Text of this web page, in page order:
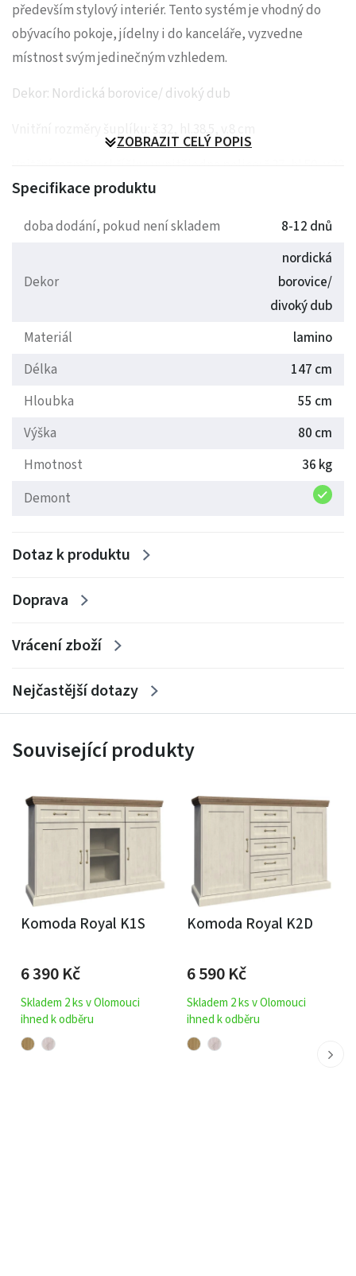
především stylový interiér. Tento systém je vhodný do
obývacího pokoje, jídelny i do kanceláře, vyzvedne
místnost svým jedinečným vzhledem.
Dekor: Nordická borovice/ divoký dub
Vnitřní rozměry šuplíku: š.32, hl.38.5, v.8 cm
cm
ZOBRAZIT CELÝ POPIS
Specifikace produktu
doba dodání, pokud není skladem 8-12 dnů
Dekor
nordická
borovice/
divoký dub
Materiál
lamino
Délka
147 cm
Hloubka
55 cm
Výška
80 cm
Hmotnost
36 kg
Demont
Dotaz k produktu
Doprava
Vrácení zboží
Nejčastější dotazy
Související produkty
Komoda Royal K1S
6 390Kč
Skladem 2 ks v Olomouci
ihned k odběru
Komoda Royal K2D
6 590Kč
Skladem 2 ks v Olomouci
ihned k odběru